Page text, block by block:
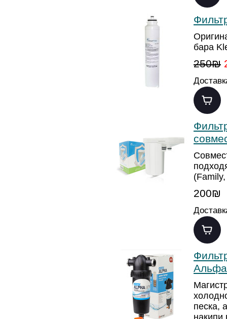
бара
250₪
200₪
Альфа
песка,
накипи